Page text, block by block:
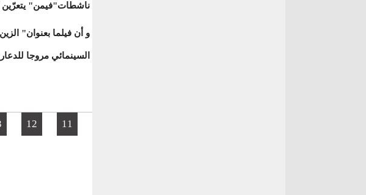
ناشطات"فيمن" يتعرّين
و أن فيلما بعنوان"
السينمائي مروجا
الصفحات
11
12